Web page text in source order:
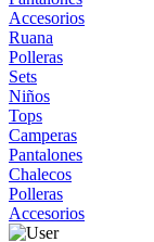
Accesorios
Ruana
Polleras
Sets
Niños
Tops
Camperas
Pantalones
Chalecos
Polleras
Accesorios